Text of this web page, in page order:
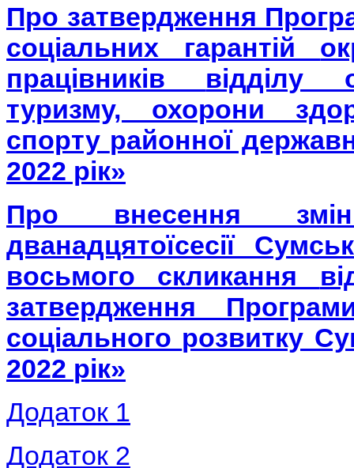
Про затвердження
соціальних гарантій
працівників відділу
туризму, охорони
спорту районної
2022 рік»
Про внесення
дванадцятоїсесії
восьмого скликання
затвердження
соціального розвитку
2022 рік»
Додаток 1
Додаток 2